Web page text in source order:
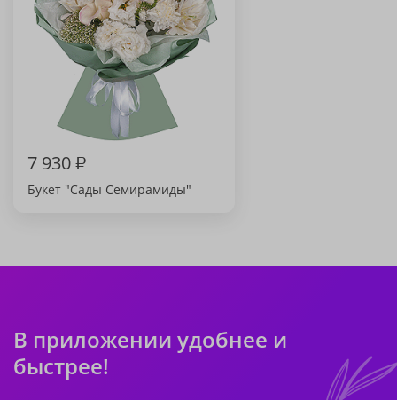
7 930₽
Букет "Сады Семирамиды"
В приложении удобнее и
быстрее!